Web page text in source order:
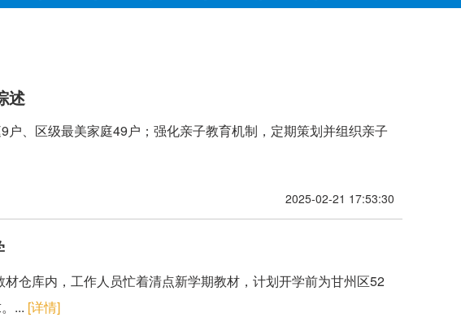
述
、区级最美家庭49户；强化亲子教育机制，定期策划并组织亲子
2025-02-21 17:53:30
仓库内，工作人员忙着清点新学期教材，计划开学前为甘州区52
... [详情]